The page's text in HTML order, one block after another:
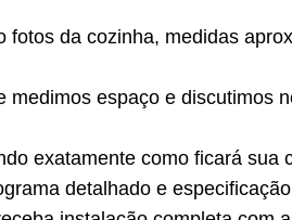
fotos da cozinha, medidas
medimos espaço e discutimos
exatamente como ficará sua
detalhado e